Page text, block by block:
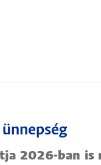
2026-ban is